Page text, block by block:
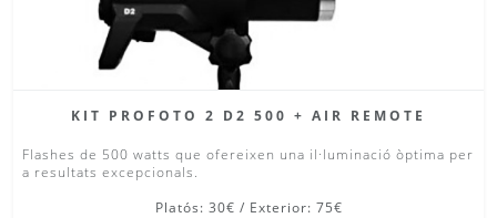
KIT PROFOTO 2 D2 500 + AIR REMOTE
Flashes de 500 watts que ofereixen una il·luminació òptima per
a resultats excepcionals.
Platós: 30€ / Exterior: 75€